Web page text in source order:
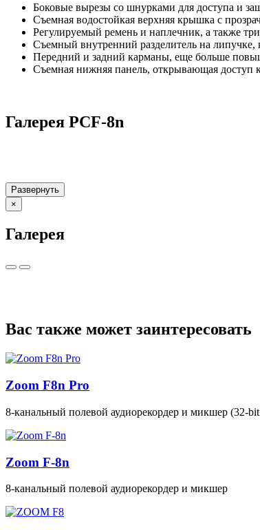
Боковые вырезы со шнурками для доступа и
Съемная водостойкая верхняя крышка с
Регулируемый ремень и наплечник, а также
Съемный внутренний разделитель на липучке,
Передний и задний карманы, еще больше
Съемная нижняя панель, открывающая доступ
Галерея PCF-8n
Развернуть
×
Галерея
Вас также может заинтересовать
Zoom F8n Pro
8‑канальный полевой аудиорекордер и микшер
Zoom F-8n
8-канальный полевой аудиорекордер и микшер